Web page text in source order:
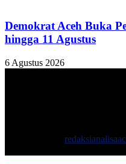
Demokrat Aceh Buka
hingga 11 Agustus
6 Agustus 2026